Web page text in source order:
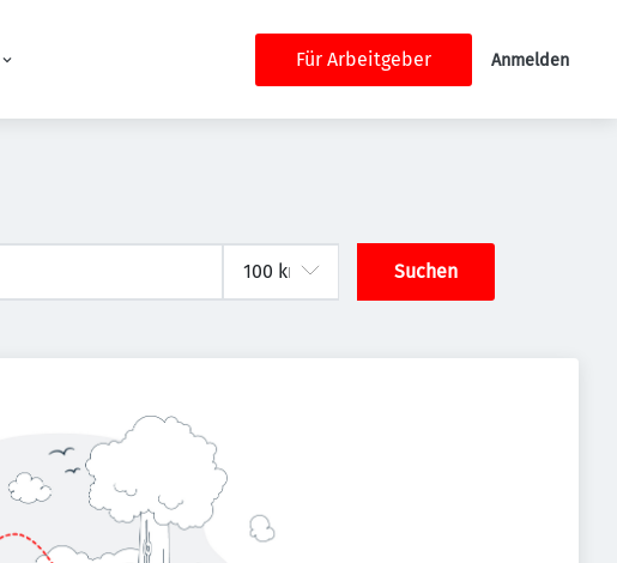
Für Arbeitgeber Anmelden
Suchen